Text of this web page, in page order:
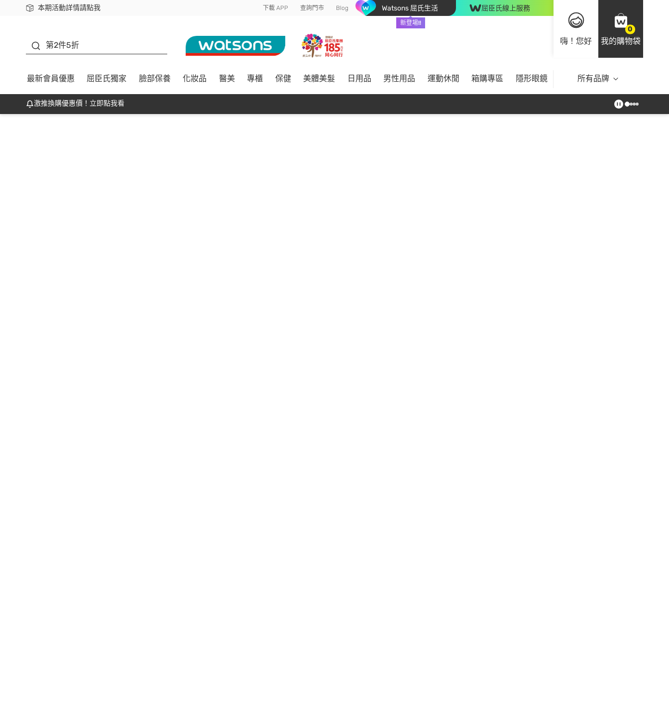
本期活動詳情請點我
下載app最高回饋$350 下載 APP 查詢門市 Blog Watsons 屈氏生活
新登場!!
屈臣氏線上服務
嗨！您好
0
我的購物袋
第2件5折
最新會員優惠 屈臣氏獨家 臉部保養 化妝品 醫美 專櫃 保健 美體美髮 日用品 男性用品 運動休閒 箱購專區 隱形眼鏡 所有品牌
激推換購優惠價！立即點我看